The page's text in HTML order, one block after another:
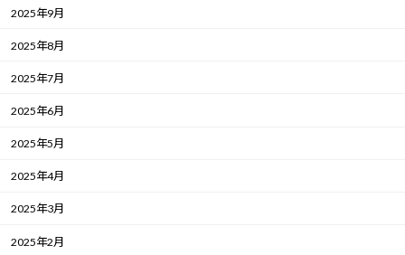
2025年9月
2025年8月
2025年7月
2025年6月
2025年5月
2025年4月
2025年3月
2025年2月